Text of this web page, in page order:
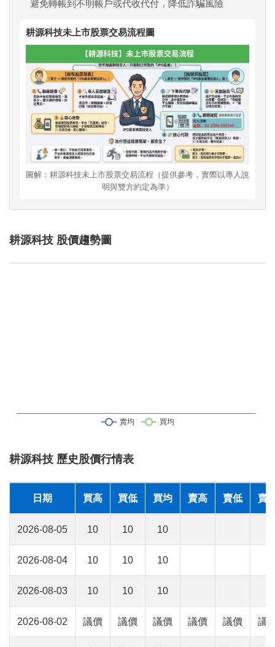
避免轉帳到不明帳戶或代收代付，降低詐騙風險
耕源科技未上市股票交易流程圖
圖解：耕源科技未上市股票交易流程（提供參考，實際以專人說
明與雙方約定為準）
耕源科技 股價趨勢圖
耕源科技 歷史股價行情表
日期 買高 買低 買均 賣高 賣低 賣
2026-08-05 10 10 10
2026-08-04 10 10 10
2026-08-03 10 10 10
2026-08-02 議價 議價 議價 議價 議價 議